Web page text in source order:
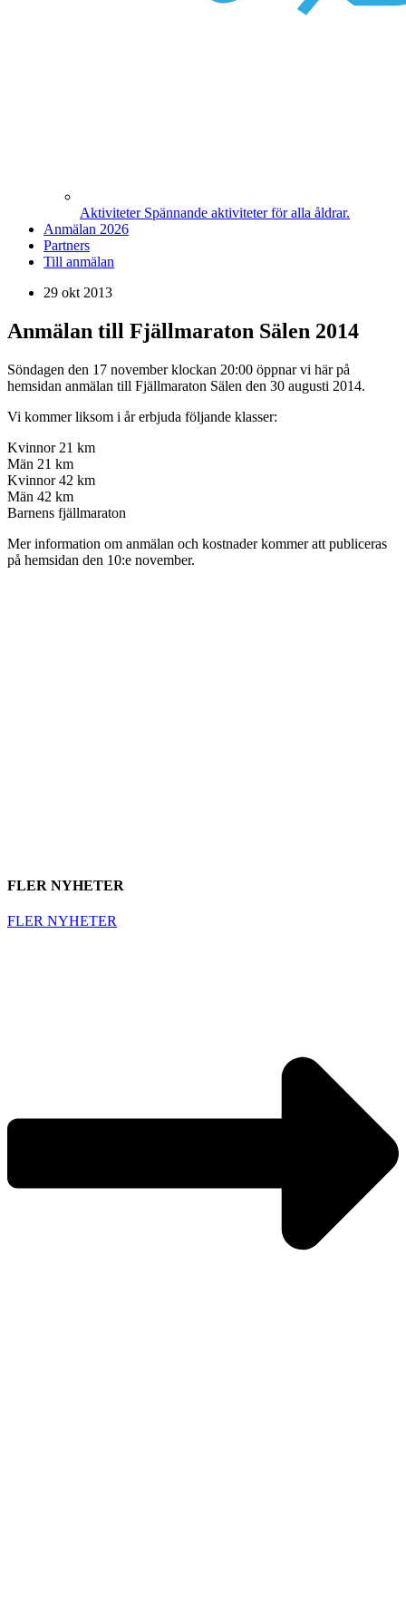
Aktiviteter Spännande aktiviteter för alla åldrar.
Anmälan 2026
Partners
Till anmälan
29 okt 2013
Anmälan till Fjällmaraton Sälen 2014
Söndagen den 17 november klockan 20:00 öppnar vi här på
hemsidan anmälan till Fjällmaraton Sälen den 30 augusti 2014.
Vi kommer liksom i år erbjuda följande klasser:
Kvinnor 21 km
Män 21 km
Kvinnor 42 km
Män 42 km
Barnens fjällmaraton
Mer information om anmälan och kostnader kommer att publiceras
på hemsidan den 10:e november.
FLER NYHETER
FLER NYHETER